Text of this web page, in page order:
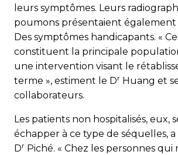
leurs symptômes. Leurs
poumons présentaient également
Des symptômes handicapants. «
constituent la principale
une intervention visant le
terme », estiment le Dr Huang et
collaborateurs.
Les patients non hospitalisés, eux,
échapper à ce type de séquelles,
Dr Piché. « Chez les personnes qui